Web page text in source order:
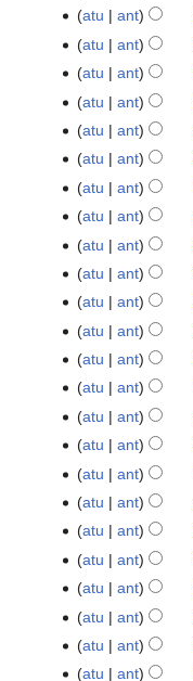
2026m
r
e
s
u
o
d
e
e
d
ç
ã
o
de
outubro
2024
S
m
r
e
s
u
o
d
e
e
d
ç
ã
o
20
de
junho
2024
atu ant
S
m
r
e
s
u
o
d
e
e
d
ç
ã
o
de
junho
2024
atu ant
S
m
r
e
s
u
o
d
e
e
d
ç
ã
o
de
abril
2024
atu ant
atu
ant
de
fevereiro
2024
atu ant
atu
ant
atu
ant
de
fevereiro
2024
atu ant
atu
ant
S
m
r
e
s
u
o
d
e
e
d
ç
ã
o
atu ant
S
m
r
e
s
u
o
d
e
e
d
ç
ã
atu ant
S
m
r
e
s
u
o
d
e
e
d
ç
atu ant
atu
ant
S
m
r
e
s
u
o
d
e
e
d
de
fevereiro
2024
atu ant
atu
ant
S
m
r
e
s
u
o
d
atu ant
atu
ant
atu
ant
S
m
r
e
s
u
atu ant
S
m
r
e
s
atu
ant
S
m
r
atu
ant
S
m
atu
ant
S
de
atu ant
Satu ant